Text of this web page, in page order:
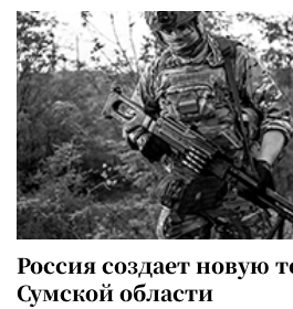
Россия создает новую
Сумской области